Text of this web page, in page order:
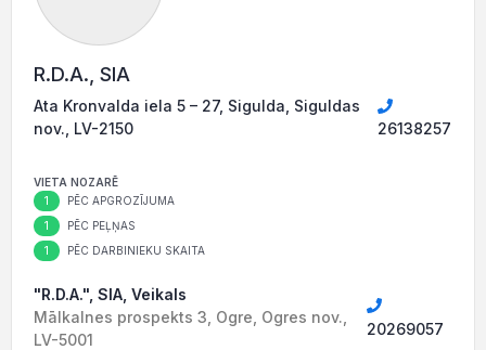
R.D.A., SIA
Ata Kronvalda iela 5 – 27, Sigulda, Siguldas
nov., LV-2150
26138257
VIETA NOZARĒ
1 PĒC APGROZĪJUMA
1 PĒC PEĻŅAS
1 PĒC DARBINIEKU SKAITA
"R.D.A.", SIA, Veikals
Mālkalnes prospekts 3, Ogre, Ogres nov.,
LV-5001
20269057